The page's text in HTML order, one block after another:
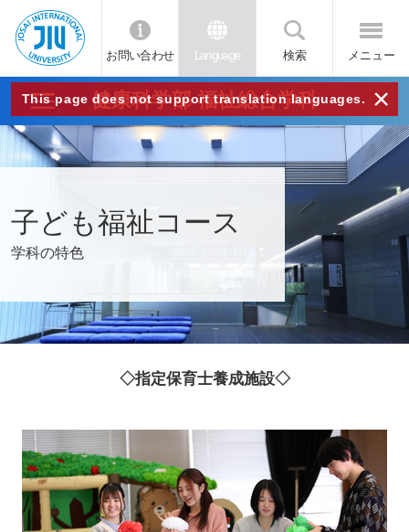
JIU
城西
大学
お問い合わせ Language 検索 メニュー
This page does not support translation languages. ×
健康科学部 福祉総合学科
子ども福祉コース
学科の特色
◇指定保育士養成施設◇